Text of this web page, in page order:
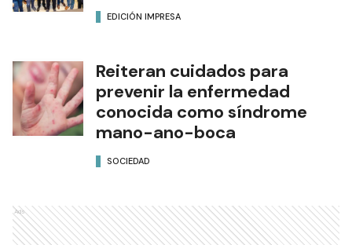
EDICIÓN IMPRESA
Reiteran cuidados para
prevenir la enfermedad
conocida como síndrome
mano-ano-boca
SOCIEDAD
Ads